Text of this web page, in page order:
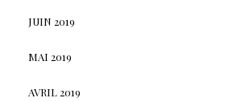
JUIN 2019
MAI 2019
AVRIL 2019